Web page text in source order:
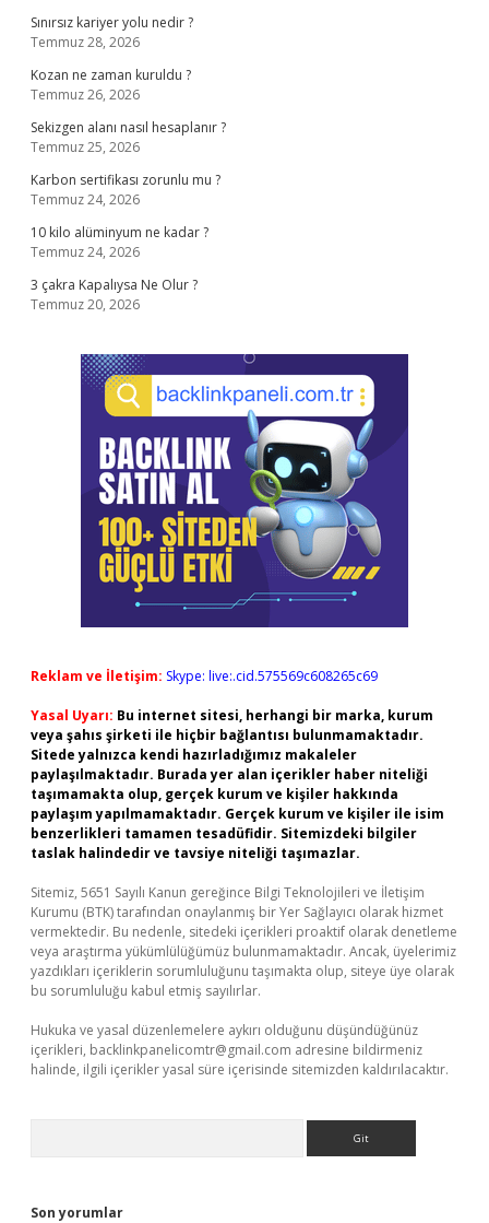
Sınırsız kariyer yolu nedir ?
Temmuz 28, 2026
Kozan ne zaman kuruldu ?
Temmuz 26, 2026
Sekizgen alanı nasıl hesaplanır ?
Temmuz 25, 2026
Karbon sertifikası zorunlu mu ?
Temmuz 24, 2026
10 kilo alüminyum ne kadar ?
Temmuz 24, 2026
3 çakra Kapalıysa Ne Olur ?
Temmuz 20, 2026
Reklam ve İletişim: Skype: live:.cid.575569c608265c69
Yasal Uyarı: Bu internet sitesi, herhangi bir marka, kurum
veya şahıs şirketi ile hiçbir bağlantısı bulunmamaktadır.
Sitede yalnızca kendi hazırladığımız makaleler
paylaşılmaktadır. Burada yer alan içerikler haber niteliği
taşımamakta olup, gerçek kurum ve kişiler hakkında
paylaşım yapılmamaktadır. Gerçek kurum ve kişiler ile isim
benzerlikleri tamamen tesadüfidir. Sitemizdeki bilgiler
taslak halindedir ve tavsiye niteliği taşımazlar.
Sitemiz, 5651 Sayılı Kanun gereğince Bilgi Teknolojileri ve İletişim
Kurumu (BTK) tarafından onaylanmış bir Yer Sağlayıcı olarak hizmet
vermektedir. Bu nedenle, sitedeki içerikleri proaktif olarak denetleme
veya araştırma yükümlülüğümüz bulunmamaktadır. Ancak, üyelerimiz
yazdıkları içeriklerin sorumluluğunu taşımakta olup, siteye üye olarak
bu sorumluluğu kabul etmiş sayılırlar.
Hukuka ve yasal düzenlemelere aykırı olduğunu düşündüğünüz
içerikleri, backlinkpanelicomtr@gmail.com adresine bildirmeniz
halinde, ilgili içerikler yasal süre içerisinde sitemizden kaldırılacaktır.
Son yorumlar